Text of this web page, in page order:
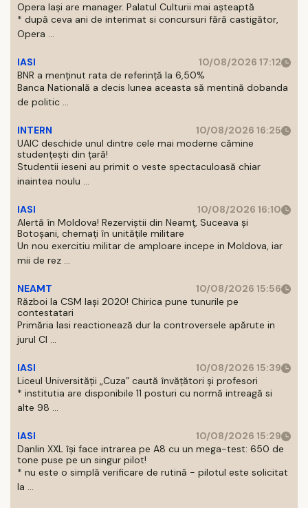
Opera Iași are manager. Palatul Culturii mai așteaptă
* după ceva ani de interimat si concursuri fără castigător,
Opera ...
IASI
10/08/2026 17:12
BNR a menținut rata de referință la 6,50%
Banca Natională a decis lunea aceasta să mentină dobanda
de politic ...
INTERN
10/08/2026 16:25
UAIC deschide unul dintre cele mai moderne cămine
studențești din țară!
Studentii ieseni au primit o veste spectaculoasă chiar
inaintea noulu ...
IASI
10/08/2026 16:10
Alertă în Moldova! Rezerviștii din Neamț, Suceava și
Botoșani, chemați în unitățile militare
Un nou exercitiu militar de amploare incepe in Moldova, iar
mii de rez ...
NEAMT
10/08/2026 15:56
Război la CSM Iași 2020! Chirica pune tunurile pe
contestatari
Primăria Iasi reactionează dur la controversele apărute in
jurul Cl ...
IASI
10/08/2026 15:39
Liceul Universității „Cuza” caută învățători și profesori
* institutia are disponibile 11 posturi cu normă intreagă si
alte 98 ...
IASI
10/08/2026 15:29
Danlin XXL își face intrarea pe A8 cu un mega-test: 650 de
tone puse pe un singur pilot!
* nu este o simplă verificare de rutină - pilotul este solicitat
la ...